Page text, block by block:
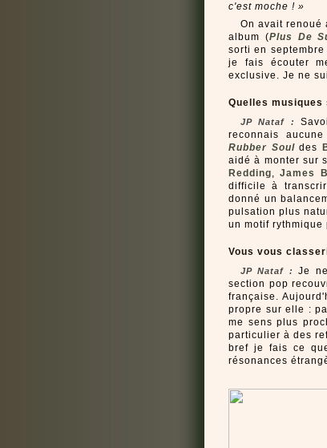
c'est moche ! »
On avait renoué
album (Plus De
sorti en
je fais écouter
exclusive. Je ne
Quelles
JP Nataf :
reconnais
Rubber Souldes
aidé à monter sur
Redding,James
difficile à
donné un
pulsation plus
un motif rythmique
Vous vous
JP Nataf :
Je
section pop
française.
propre sur elle :
me sens plus
particulier à des
bref je fais ce
résonances